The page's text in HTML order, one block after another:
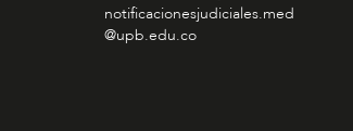
notificacionesjudiciales.med
@upb.edu.co